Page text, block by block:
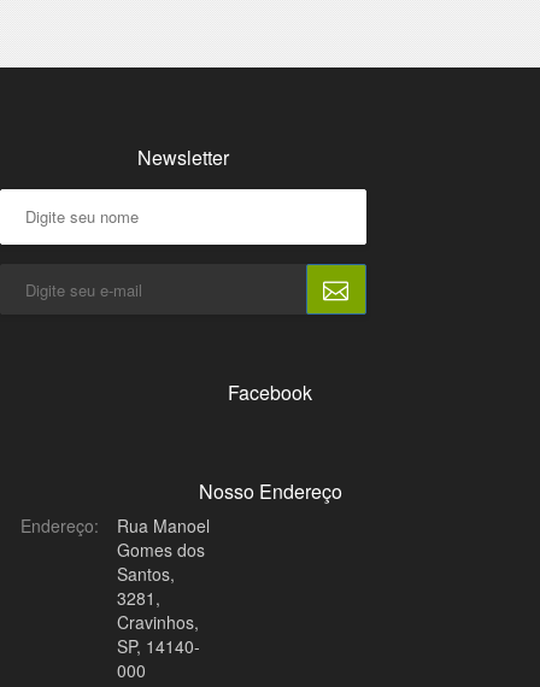
Newsletter
Facebook
Nosso Endereço
Endereço:
Rua Manoel
Gomes dos
Santos,
3281,
Cravinhos,
SP, 14140-
000